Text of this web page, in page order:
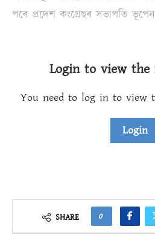
পৰে প্ৰদেশ কংগ্ৰেছৰ সভাপতি
Login to view
You need to log in to view
Login
SHARE 0